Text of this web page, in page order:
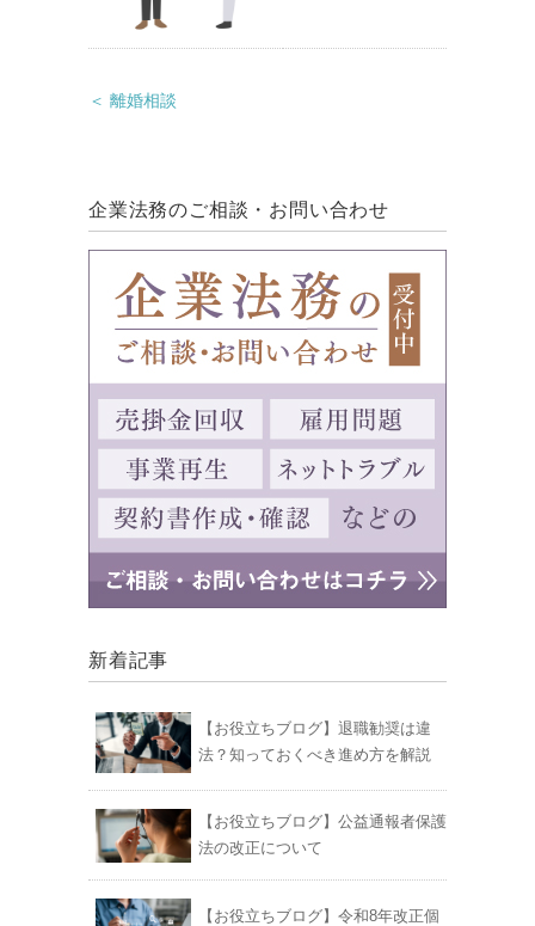
＜ 離婚相談
企業法務のご相談・お問い合わせ
新着記事
【お役立ちブログ】退職勧奨は違
法？知っておくべき進め方を解説
【お役立ちブログ】公益通報者保護
法の改正について
【お役立ちブログ】令和8年改正個